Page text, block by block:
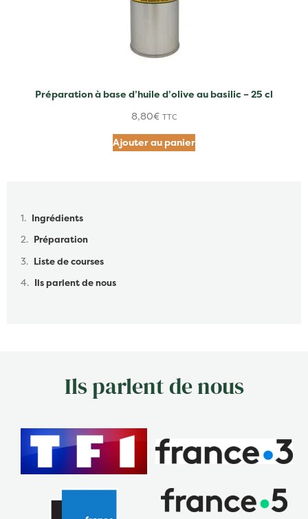
Préparation à base d’huile d’olive au basilic – 25 cl
8,80€ TTC
Ajouter au panier
Ingrédients
Préparation
Liste de courses
Ils parlent de nous
Ils parlent de nous